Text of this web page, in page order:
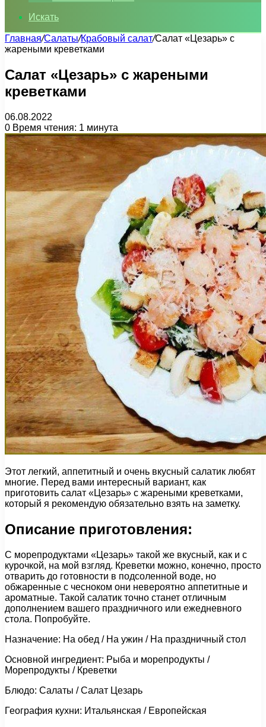
Искать
Главная/Салаты/Крабовый салат/Салат «Цезарь» с
жареными креветками
Салат «Цезарь» с жареными
креветками
06.08.2022
0 Время чтения: 1 минута
Этот легкий, аппетитный и очень вкусный салатик любят
многие. Перед вами интересный вариант, как
приготовить салат «Цезарь» с жареными креветками,
который я рекомендую обязательно взять на заметку.
Описание приготовления:
С морепродуктами «Цезарь» такой же вкусный, как и с
курочкой, на мой взгляд. Креветки можно, конечно, просто
отварить до готовности в подсоленной воде, но
обжаренные с чесноком они невероятно аппетитные и
ароматные. Такой салатик точно станет отличным
дополнением вашего праздничного или ежедневного
стола. Попробуйте.
Назначение: На обед / На ужин / На праздничный стол
Основной ингредиент: Рыба и морепродукты /
Морепродукты / Креветки
Блюдо: Салаты / Салат Цезарь
География кухни: Итальянская / Европейская